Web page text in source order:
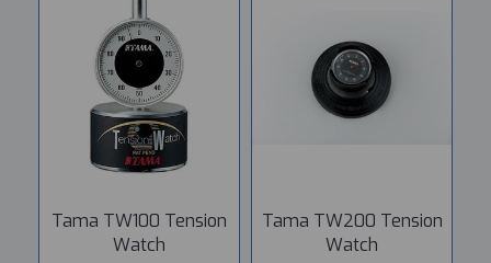
Tama TW100 Tension
Watch
Tama TW200 Tension
Watch